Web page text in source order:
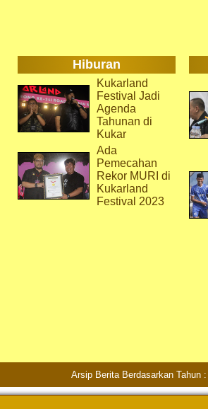
Hiburan
Kukarland
Festival Jadi
Agenda
Tahunan di
Kukar
Ada
Pemecahan
Rekor MURI di
Kukarland
Festival 2023
Arsip Berita Berdasarkan Tahun :